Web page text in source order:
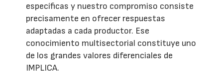
específicas y nuestro compromiso consiste
precisamente en ofrecer respuestas
adaptadas a cada productor. Ese
conocimiento multisectorial constituye uno
de los grandes valores diferenciales de
IMPLICA.